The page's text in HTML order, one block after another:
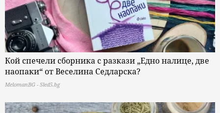
Кой спечели сборника с разкази „Едно налице, две
наопаки“ от Веселина Седларска?
MelomanBG - Sled5.bg